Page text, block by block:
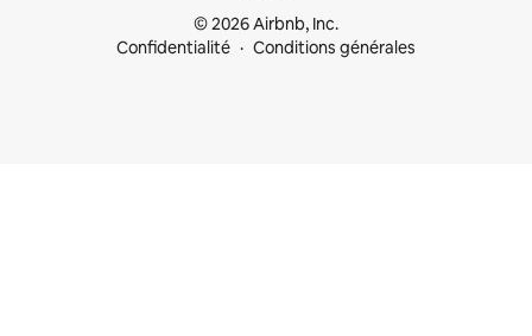
© 2026 Airbnb, Inc.
Confidentialité
Conditions générales